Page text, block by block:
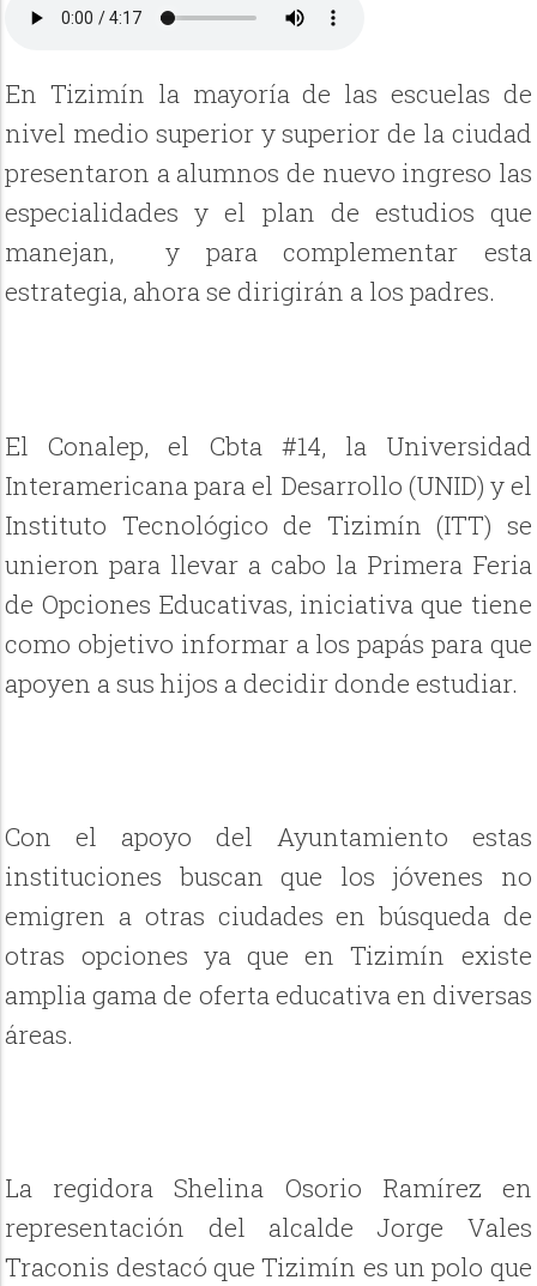
En Tizimín la mayoría de las escuelas de
nivel medio superior y superior de la ciudad
presentaron a alumnos de nuevo ingreso las
especialidades y el plan de estudios que
manejan, y para complementar esta
estrategia, ahora se dirigirán a los padres.
El Conalep, el Cbta #14, la Universidad
Interamericana para el Desarrollo (UNID) y el
Instituto Tecnológico de Tizimín (ITT) se
unieron para llevar a cabo la Primera Feria
de Opciones Educativas, iniciativa que tiene
como objetivo informar a los papás para que
apoyen a sus hijos a decidir donde estudiar.
Con el apoyo del Ayuntamiento estas
instituciones buscan que los jóvenes no
emigren a otras ciudades en búsqueda de
otras opciones ya que en Tizimín existe
amplia gama de oferta educativa en diversas
áreas.
La regidora Shelina Osorio Ramírez en
representación del alcalde Jorge Vales
Traconis destacó que Tizimín es un polo que